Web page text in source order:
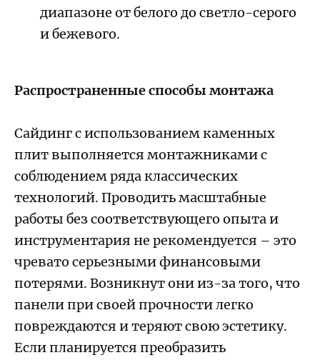
диапазоне от белого до светло-серого
и бежевого.
Распространенные способы монтажа
Сайдинг с использованием каменных
плит выполняется монтажниками с
соблюдением ряда классических
технологий. Проводить масштабные
работы без соответствующего опыта и
инструментария не рекомендуется – это
чревато серьезными финансовыми
потерями. Возникнут они из-за того, что
панели при своей прочности легко
повреждаются и теряют свою эстетику.
Если планируется преобразить